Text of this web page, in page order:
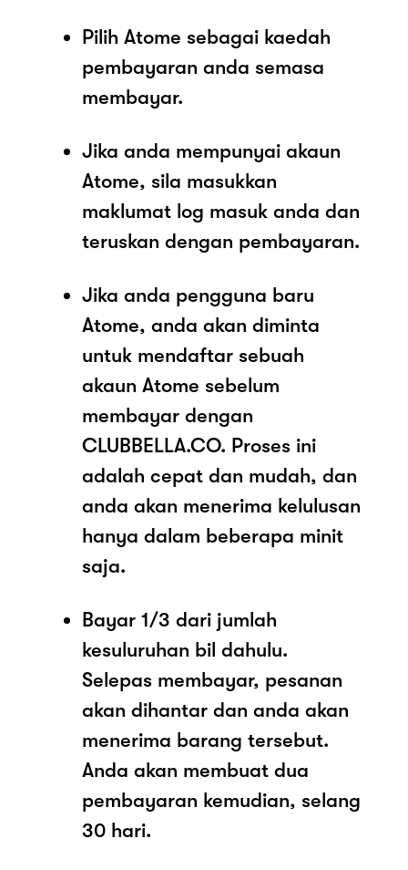
Pilih Atome sebagai kaedah
pembayaran anda semasa
membayar.
Jika anda mempunyai akaun
Atome, sila masukkan
maklumat log masuk anda dan
teruskan dengan pembayaran.
Jika anda pengguna baru
Atome, anda akan diminta
untuk mendaftar sebuah
akaun Atome sebelum
membayar dengan
CLUBBELLA.CO. Proses ini
adalah cepat dan mudah, dan
anda akan menerima kelulusan
hanya dalam beberapa minit
saja.
Bayar 1/3 dari jumlah
kesuluruhan bil dahulu.
Selepas membayar, pesanan
akan dihantar dan anda akan
menerima barang tersebut.
Anda akan membuat dua
pembayaran kemudian, selang
30 hari.